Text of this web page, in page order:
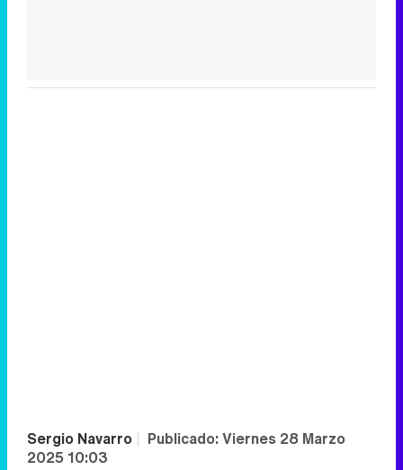
Sergio Navarro | Publicado:Viernes 28 Marzo
2025 10:03